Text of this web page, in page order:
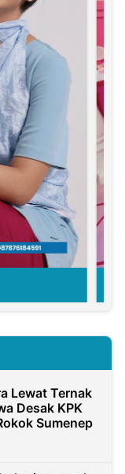
Lewat Ternak
Desak KPK
Sumenep